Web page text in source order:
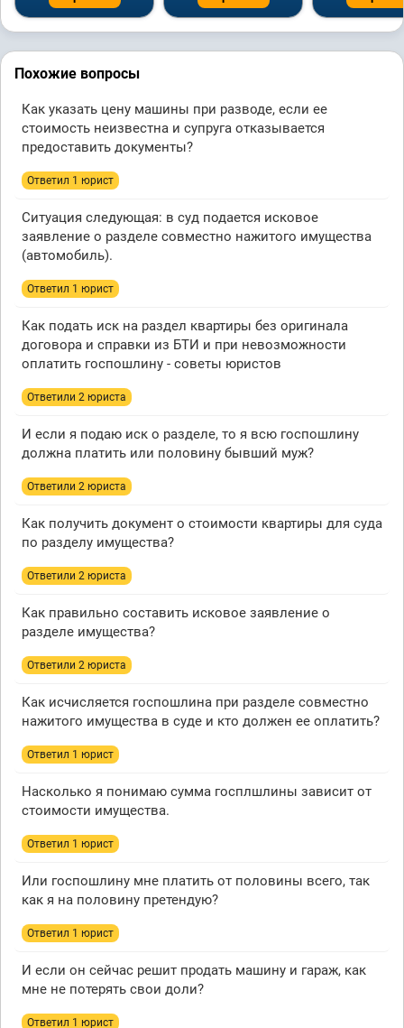
Похожие вопросы
Как указать цену машины при разводе, если ее
стоимость неизвестна и супруга отказывается
предоставить документы?
Ответил 1 юрист
Ситуация следующая: в суд подается исковое
заявление о разделе совместно нажитого имущества
(автомобиль).
Ответил 1 юрист
Как подать иск на раздел квартиры без оригинала
договора и справки из БТИ и при невозможности
оплатить госпошлину - советы юристов
Ответили 2 юристa
И если я подаю иск о разделе, то я всю госпошлину
должна платить или половину бывший муж?
Ответили 2 юристa
Как получить документ о стоимости квартиры для суда
по разделу имущества?
Ответили 2 юристa
Как правильно составить исковое заявление о
разделе имущества?
Ответили 2 юристa
Как исчисляется госпошлина при разделе совместно
нажитого имущества в суде и кто должен ее оплатить?
Ответил 1 юрист
Насколько я понимаю сумма госплшлины зависит от
стоимости имущества.
Ответил 1 юрист
Или госпошлину мне платить от половины всего, так
как я на половину претендую?
Ответил 1 юрист
И если он сейчас решит продать машину и гараж, как
мне не потерять свои доли?
Ответил 1 юрист